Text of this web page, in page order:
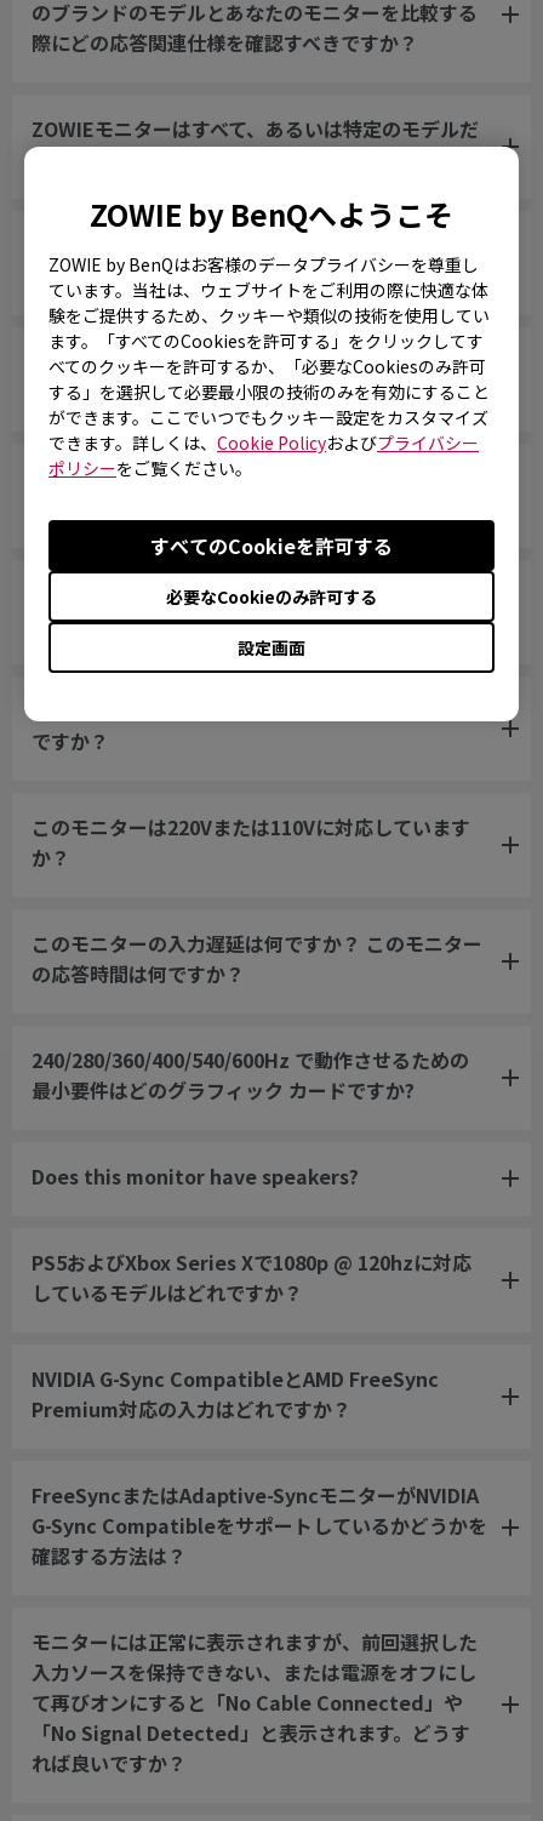
ZOWIE by BenQへようこそ
ZOWIE by BenQはお客様のデータプライバシーを尊重し
ています。当社は、ウェブサイトをご利用の際に快適な体
験をご提供するため、クッキーや類似の技術を使用してい
ます。「すべてのCookiesを許可する」をクリックしてす
べてのクッキーを許可するか、「必要なCookiesのみ許可
する」を選択して必要最小限の技術のみを有効にすること
ができます。ここでいつでもクッキー設定をカスタマイズ
できます。詳しくは、 Cookie Policyおよびプライバシー
ポリシーをご覧ください。
設定画面
必要なCookieのみ許可する
すべてのCookieを許可する
のブランドのモデルとあなたのモニターを比較する
際にどの応答関連仕様を確認すべきですか？
ZOWIEモニターはすべて、あるいは特定のモデルだ
けが水銀フリーですか？
作しますか？
PS5およびXbox Series X/Sに対応する可変リフレッ
シュレート (VRR) 対応モデルはどれですか？
Does my monitor support NVIDIA G-Sync
私のモニターはXL Setting to Share™に対応してい
ますか？
ですか？
このモニターは220Vまたは110Vに対応しています
か？
このモニターの入力遅延は何ですか？ このモニター
の応答時間は何ですか？
240/280/360/400/540/600Hz で動作させるための
最小要件はどのグラフィック カードですか?
Does this monitor have speakers?
PS5およびXbox Series Xで1080p @ 120hzに対応
しているモデルはどれですか？
NVIDIA G-Sync CompatibleとAMD FreeSync
Premium対応の入力はどれですか？
FreeSyncまたはAdaptive-SyncモニターがNVIDIA
G-Sync Compatibleをサポートしているかどうかを
確認する方法は？
モニターには正常に表示されますが、前回選択した
入力ソースを保持できない、または電源をオフにし
て再びオンにすると「No Cable Connected」や
「No Signal Detected」と表示されます。どうす
れば良いですか？